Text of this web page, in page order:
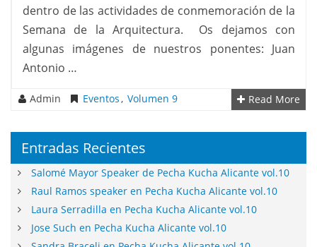
dentro de las actividades de conmemoración de la
Semana de la Arquitectura. Os dejamos con
algunas imágenes de nuestros ponentes: Juan
Antonio …
Admin Eventos, Volumen 9 Read More
Entradas Recientes
Salomé Mayor Speaker de Pecha Kucha Alicante vol.10
Raul Ramos speaker en Pecha Kucha Alicante vol.10
Laura Serradilla en Pecha Kucha Alicante vol.10
Jose Such en Pecha Kucha Alicante vol.10